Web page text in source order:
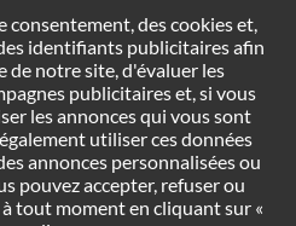
du site
confidentialité
de vente
des cookies
consentement, des cookies et,
identifiants publicitaires afin
de notre site, d'évaluer les
publicitaires et, si vous
les annonces qui vous sont
utiliser ces données
annonces personnalisées ou
pouvez accepter, refuser ou
tout moment en cliquant sur «